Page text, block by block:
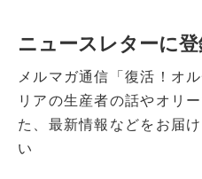
ニュースレターに
メルマガ通信「復活！オ
リアの生産者の話やオリ
た、最新情報などをお届
い